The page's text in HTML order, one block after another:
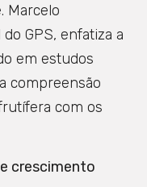
Marcelo
GPS, enfatiza a
em estudos
compreensão
com os
crescimento